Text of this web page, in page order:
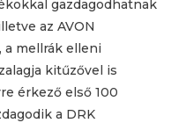
gazdagodhatnak
az AVON
mellrák elleni
kitűzővel is
érkező első 100
a DRK